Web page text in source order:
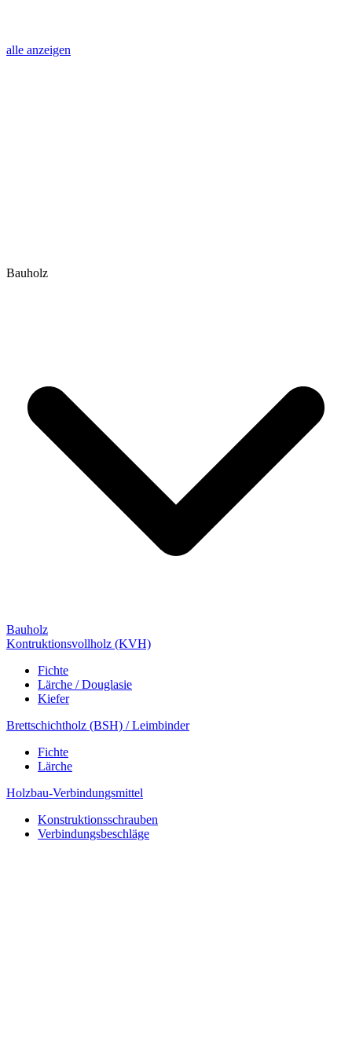
alle anzeigen
Bauholz
Bauholz
Kontruktionsvollholz (KVH)
Fichte
Lärche / Douglasie
Kiefer
Brettschichtholz (BSH) / Leimbinder
Fichte
Lärche
Holzbau-Verbindungsmittel
Konstruktionsschrauben
Verbindungsbeschläge